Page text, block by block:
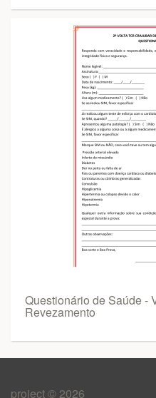
Questionário de Saúde -
Revezamento
project © 2026